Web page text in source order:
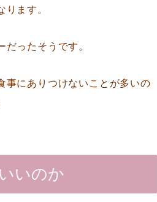
ます。
ったそうです。
事にありつけないことが多いの
いのか